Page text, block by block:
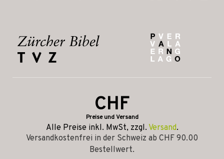
CHF
Preise und Versand
Alle Preise inkl. MwSt, zzgl. Versand.
Versandkostenfrei in der Schweiz ab CHF 90.00
Bestellwert.